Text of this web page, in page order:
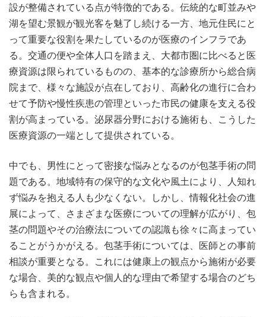
設が整備されている点が特徴的である。伝統的な町並みや
湖を望む景観が観光客を魅了し続ける一方、地元住民にと
って重要な役割を果たしているのが医療のインフラであ
る。交通の便や全体人口を踏まえ、大都市圏に比べると医
療資源は限られているものの、基本的な診療所から総合病
院まで、様々な施設が点在しており、高齢化の進行に合わ
せて予防や慢性疾患の管理といった市民の健康を支える役
割が高まっている。泌尿器分野における施術も、こうした
医療資源の一端として提供されている。
中でも、男性にとって密接な悩みとなるのが包茎手術の問
題である。地域特有の保守的な文化や風土により、人知れ
ず悩みを抱える人も少なくない。しかし、情報化社会の進
展によって、さまざまな医療についての理解が広がり、包
茎の問題やその治療法についての認識も徐々に高まってい
ることがうかがえる。包茎手術については、医師との事前
相談が重要となる。これには健康上の観点から施術が必要
な場合、美的な観点や個人的な理由で希望する場合のどち
らも含まれる。